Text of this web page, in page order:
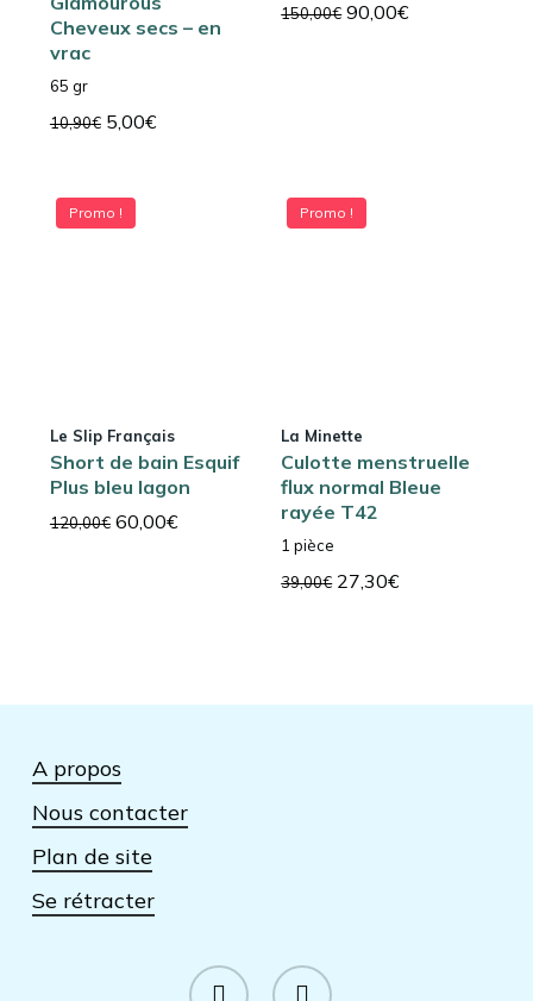
Cheveux secs – en
vrac
65 gr
10,90€ Le
était :
10,90€.
5,00€Le
150,00€ Le
90,00€Le
Promo !
Le Slip Français
Short de bain Esquif
Plus bleu lagon
120,00€ Le
60,00€Le
Promo !
La Minette
Culotte menstruelle
flux normal Bleue
rayée T42
1 pièce
39,00€ Le
27,30€Le
A propos
Nous contacter
Plan de site
Se rétracter
facebook instagram